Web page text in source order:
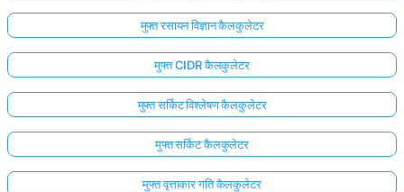
मुफ्त रसायन विज्ञान कैलकुलेटर
मुफ्त CIDR कैलकुलेटर
मुफ्त सर्किट विश्लेषण कैलकुलेटर
मुफ्त सर्किट कैलकुलेटर
मुफ्त वृत्ताकार गति कैलकुलेटर